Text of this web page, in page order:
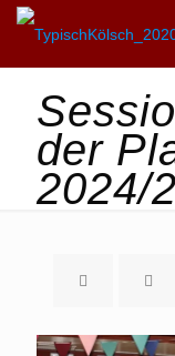
der
2024/